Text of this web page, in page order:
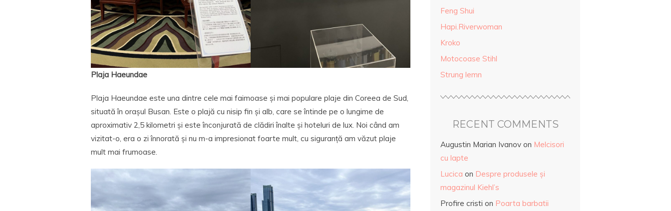
Plaja Haeundae
Plaja Haeundae este una dintre cele mai faimoase și mai populare plaje din Coreea de Sud,
situată în orașul Busan. Este o plajă cu nisip fin și alb, care se întinde pe o lungime de
aproximativ 2,5 kilometri și este înconjurată de clădiri înalte și hoteluri de lux. Noi când am
vizitat-o, era o zi înnorată și nu m-a impresionat foarte mult, cu siguranță am văzut plaje
mult mai frumoase.
Feng Shui
Hapi.Riverwoman
Kroko
Motocoase Stihl
Strung lemn
RECENT COMMENTS
Augustin Marian Ivanov on Melcisori
cu lapte
Lucica on Despre produsele și
magazinul Kiehl’s
Profire cristi on Poarta barbatii